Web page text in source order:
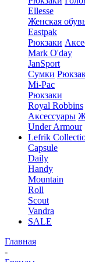
Ellesse
Женская
Eastpak
Рюкзаки
Mark O'day
JanSport
Сумки
Mi-Pac
Рюкзаки
Royal Robbins
Аксессуары
Under Armour
Lefrik
Capsule
Daily
Handy
Mountain
Roll
Scout
Vandra
SALE
Главная
-